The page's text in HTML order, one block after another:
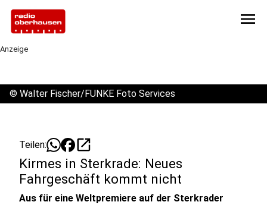
menu
Anzeige
© Walter Fischer/FUNKE Foto Services
Teilen: open_in_new
Kirmes in Sterkrade: Neues
Fahrgeschäft kommt nicht
Aus für eine Weltpremiere auf der Sterkrader